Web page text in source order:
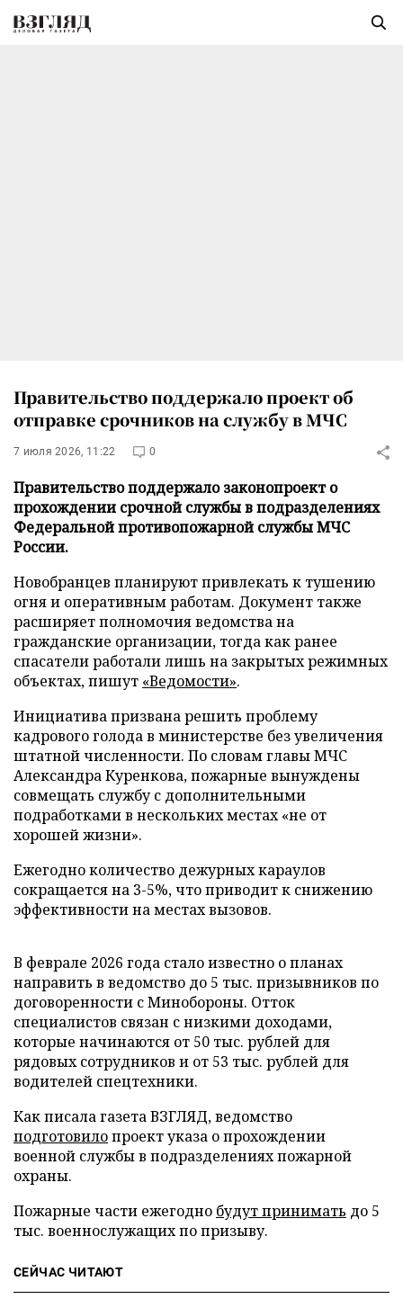
Правительство поддержало проект об
отправке срочников на службу в МЧС
7 июля 2026, 11:22 0
Правительство поддержало законопроект о
прохождении срочной службы в подразделениях
Федеральной противопожарной службы МЧС
России.
Новобранцев планируют привлекать к тушению
огня и оперативным работам. Документ также
расширяет полномочия ведомства на
гражданские организации, тогда как ранее
спасатели работали лишь на закрытых режимных
объектах, пишут «Ведомости».
Инициатива призвана решить проблему
кадрового голода в министерстве без увеличения
штатной численности. По словам главы МЧС
Александра Куренкова, пожарные вынуждены
совмещать службу с дополнительными
подработками в нескольких местах «не от
хорошей жизни».
Ежегодно количество дежурных караулов
сокращается на 3-5%, что приводит к снижению
эффективности на местах вызовов.
В феврале 2026 года стало известно о планах
направить в ведомство до 5 тыс. призывников по
договоренности с Минобороны. Отток
специалистов связан с низкими доходами,
которые начинаются от 50 тыс. рублей для
рядовых сотрудников и от 53 тыс. рублей для
водителей спецтехники.
Как писала газета ВЗГЛЯД, ведомство
подготовилопроект указа о прохождении
военной службы в подразделениях пожарной
охраны.
Пожарные части ежегодно будут принимать до 5
тыс. военнослужащих по призыву.
СЕЙЧАС ЧИТАЮТ